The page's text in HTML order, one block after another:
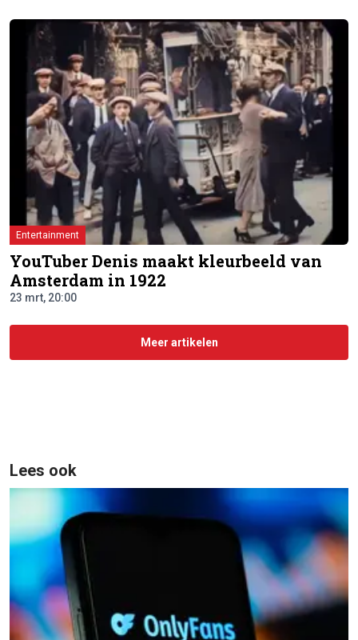
Entertainment
YouTuber Denis maakt kleurbeeld van
Amsterdam in 1922
23 mrt, 20:00
Meer artikelen
Lees ook